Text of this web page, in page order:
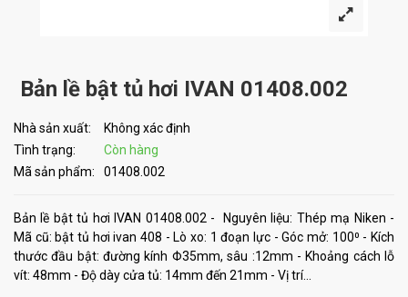
Bản lề bật tủ hơi IVAN 01408.002
Nhà sản xuất:
Không xác định
Tình trạng:
Còn hàng
Mã sản phẩm:
01408.002
Bản lề bật tủ hơi IVAN 01408.002 - Nguyên liệu: Thép mạ Niken -
Mã cũ: bật tủ hơi ivan 408 - Lò xo: 1 đoạn lực - Góc mở: 100⁰ - Kích
thước đầu bật: đường kính Φ35mm, sâu :12mm - Khoảng cách lỗ
vít: 48mm - Độ dày cửa tủ: 14mm đến 21mm - Vị trí...